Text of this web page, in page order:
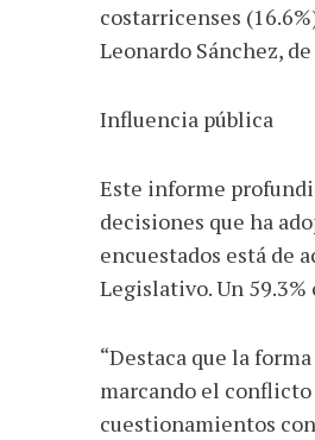
costarricenses
Leonardo Sánchez,
Influencia pública
Este informe
decisiones que ha
encuestados está de
Legislativo. Un
“Destaca que la
marcando el
cuestionamientos